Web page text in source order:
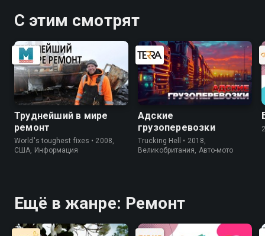
С этим смотрят
Труднейший в мире
ремонт
World's toughest fixes • 2008,
США, Информация
Адские
грузоперевозки
Trucking Hell • 2018,
Великобритания, Авто-мото
Ещё в жанре: Ремонт